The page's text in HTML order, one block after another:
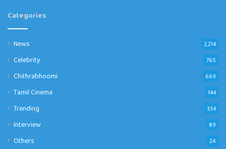
Categories
News 2,214
Celebrity 765
Chithrabhoomi 669
Tamil Cinema 144
Trending 334
Interview 89
Others 24